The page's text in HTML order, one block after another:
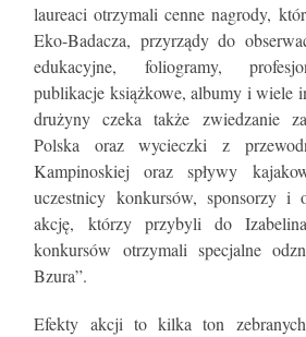
laureaci otrzymali cenne nagrody,
Eko-Badacza, przyrządy do
edukacyjne, foliogramy,
publikacje książkowe, albumy i wiele
drużyny czeka także zwiedzanie
Polska oraz wycieczki z
Kampinoskiej oraz spływy
uczestnicy konkursów, sponsorzy i
akcję, którzy przybyli do
konkursów otrzymali specjalne
Bzura”.
Efekty akcji to kilka ton